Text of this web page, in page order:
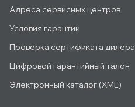
Адреса сервисных центров
Условия гарантии
Проверка сертификата дилера
Цифровой гарантийный талон
Электронный каталог (XML)